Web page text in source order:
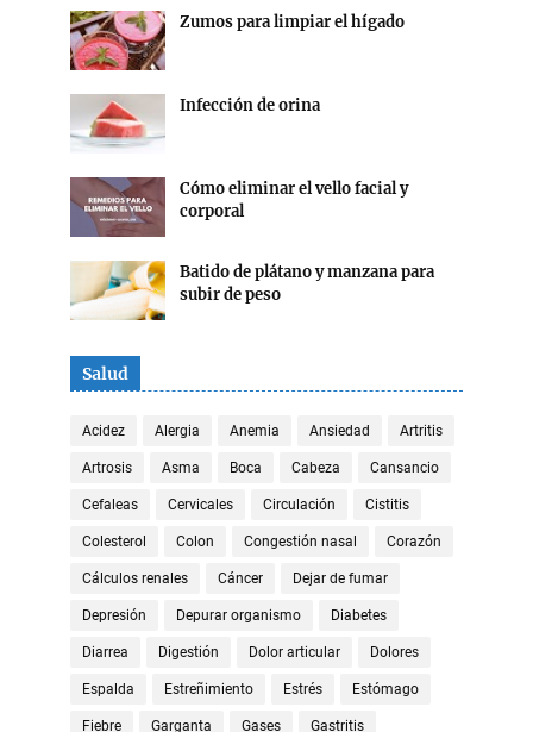
Zumos para limpiar el hígado
Infección de orina
Cómo eliminar el vello facial y
corporal
Batido de plátano y manzana para
subir de peso
Salud
Acidez Alergia Anemia Ansiedad Artritis
Artrosis Asma Boca Cabeza Cansancio
Cefaleas Cervicales Circulación Cistitis
Colesterol Colon Congestión nasal Corazón
Cálculos renales Cáncer Dejar de fumar
Depresión Depurar organismo Diabetes
Diarrea Digestión Dolor articular Dolores
Espalda Estreñimiento Estrés Estómago
Fiebre Garganta Gases Gastritis